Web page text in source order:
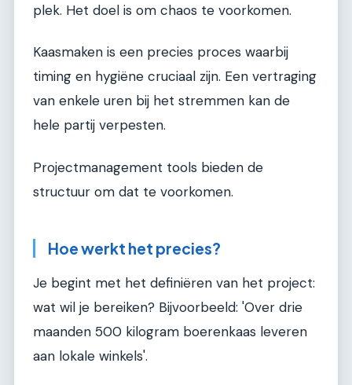
plek. Het doel is om chaos te voorkomen.
Kaasmaken is een precies proces waarbij
timing en hygiëne cruciaal zijn. Een vertraging
van enkele uren bij het stremmen kan de
hele partij verpesten.
Projectmanagement tools bieden de
structuur om dat te voorkomen.
Hoe werkt het precies?
Je begint met het definiëren van het project:
wat wil je bereiken? Bijvoorbeeld: 'Over drie
maanden 500 kilogram boerenkaas leveren
aan lokale winkels'.